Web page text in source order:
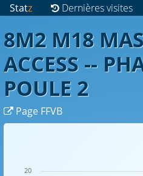
Statz Dernières visites
8M2 M18
ACCESS --
POULE 2
Page FFVB
20